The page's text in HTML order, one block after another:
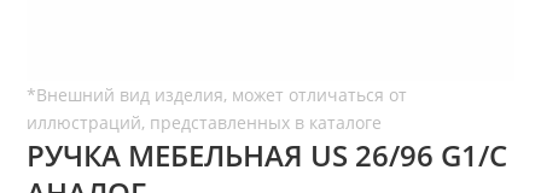
РУЧКА МЕБЕЛЬНАЯ US 26/96 G1/C